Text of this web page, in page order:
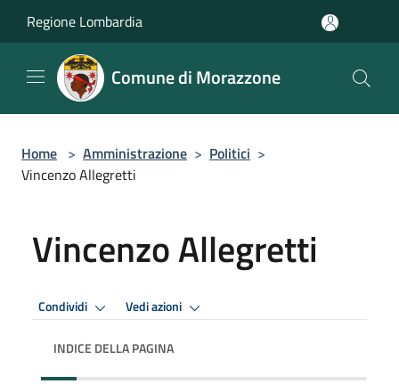
Regione Lombardia
Comune di Morazzone
Home > Amministrazione > Politici >
Vincenzo Allegretti
Vincenzo Allegretti
Condividi Vedi azioni
INDICE DELLA PAGINA